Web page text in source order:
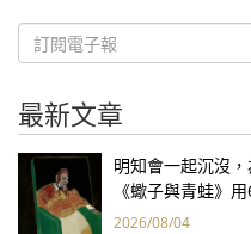
最新文章
明知會一起沉沒
《蠍子與青蛙》
2026/08/04